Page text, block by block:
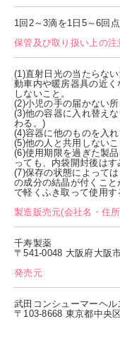
1回2～3滴を1日5～6回
保管及び取り扱い上の注
(1)直射日光の当たらな
動車内や暖房器具の近
しないこと。
(2)小児の手の届かない所
(3)他の容器に入れ替え
わる。)
(4)容器に他のものを入れ
(5)他の人と共用しないこ
(6)使用期限を過ぎた製
っても、内袋開封後はす
(7)保存の状態によって
の成分の結晶が付くこ
で軽くふき取って使用す
製造販売元(会社名・住所
千寿製薬
〒541-0048 大阪府大阪
発売元
武田コンシューマーヘル
〒103-8668 東京都中央